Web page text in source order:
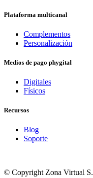
Plataforma multicanal
Complementos
Personalización
Medios de pago phygital
Digitales
Físicos
Recursos
Blog
Soporte
© Copyright Zona Virtual